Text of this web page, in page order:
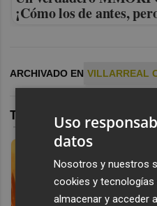
¡Cómo los de antes,
ARCHIVADO EN VILLARREAL
Uso
datos
Nosotros y nuestros
cookies y tecnologías
almacenar y acceder